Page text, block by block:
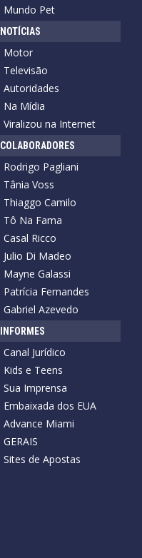
Mundo Pet
NOTÍCIAS
Motor
Televisão
Autoridades
Na Mídia
Viralizou na Internet
COLABORADORES
Rodrigo Pagliani
Tânia Voss
Thiaggo Camilo
Tô Na Fama
Casal Ricco
Julio Di Madeo
Mayne Galassi
Patrícia Fernandes
Gabriel Azevedo
INFORMES
Canal Jurídico
Kids e Teens
Sua Imprensa
Embaixada dos EUA
Advance Miami
GERAIS
Sites de Apostas